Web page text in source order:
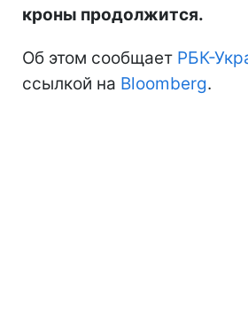
кроны продолжится.
Об этом сообщает РБК-
ссылкой на Bloomberg.